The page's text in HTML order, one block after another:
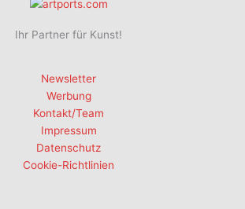
Ihr Partner für Kunst!
Newsletter
Werbung
Kontakt/Team
Impressum
Datenschutz
Cookie-Richtlinien